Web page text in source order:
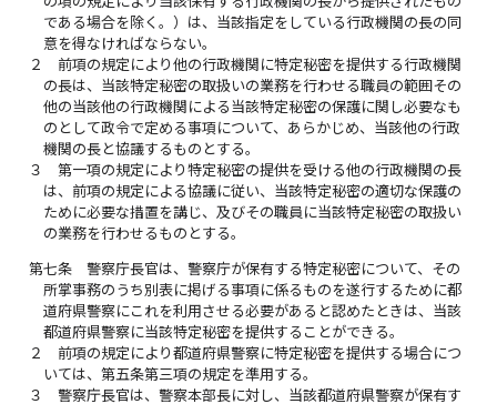
である場合を除く。）は、当該指定をしている行政機関の長の同
意を得なければならない。
２
前項の規定により他の行政機関に特定秘密を提供する行政機関
の長は、当該特定秘密の取扱いの業務を行わせる職員の範囲その
他の当該他の行政機関による当該特定秘密の保護に関し必要なも
のとして政令で定める事項について、あらかじめ、当該他の行政
機関の長と協議するものとする。
３
第一項の規定により特定秘密の提供を受ける他の行政機関の長
は、前項の規定による協議に従い、当該特定秘密の適切な保護の
ために必要な措置を講じ、及びその職員に当該特定秘密の取扱い
の業務を行わせるものとする。
第七条
警察庁長官は、警察庁が保有する特定秘密について、その
所掌事務のうち別表に掲げる事項に係るものを遂行するために都
道府県警察にこれを利用させる必要があると認めたときは、当該
都道府県警察に当該特定秘密を提供することができる。
２
前項の規定により都道府県警察に特定秘密を提供する場合につ
いては、第五条第三項の規定を準用する。
３
警察庁長官は、警察本部長に対し、当該都道府県警察が保有す